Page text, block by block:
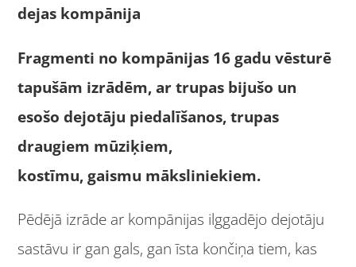
dejas kompānija
Fragmenti no kompānijas 16 gadu vēsturē
tapušām izrādēm, ar trupas bijušo un
esošo dejotāju piedalīšanos, trupas
draugiem mūziķiem,
kostīmu, gaismu māksliniekiem.
Pēdējā izrāde ar kompānijas ilggadējo dejotāju
sastāvu ir gan gals, gan īsta končiņa tiem, kas